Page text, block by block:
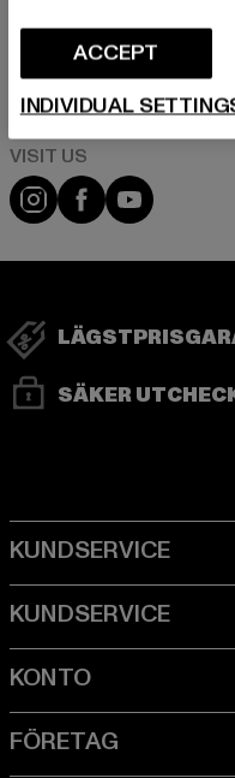
Information om hur DefShop
integritetspolicy. Du kan när
Visit our Instagram
Visit ourVisit our
SÄKER
ACCEPT
INDIVIDUAL